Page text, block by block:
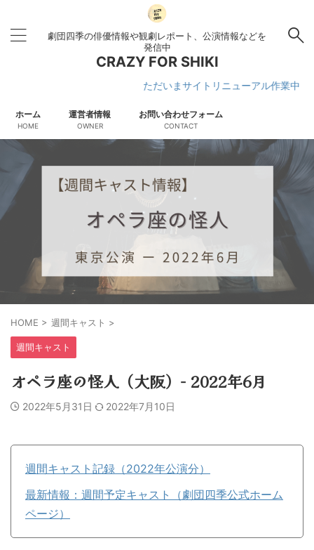
劇団四季の俳優情報や観劇レポート、公演情報などを
発信中
CRAZY FOR SHIKI
ただいまサイトリニューアル作業中です
ホーム
HOME
運営者情報
OWNER
お問い合わせフォーム
CONTACT
HOME > 週間キャスト >
週間キャスト
オペラ座の怪人（大阪）− 2022年6月
2022年5月31日 2022年7月10日
週間キャスト記録（2022年公演分）
最新情報 ：週間予定キャスト（劇団四季公式ホーム
ページ）